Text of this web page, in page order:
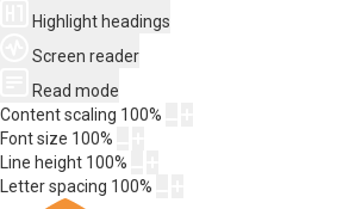
Highlight headings
Screen reader
Read mode
Content scaling 100%
Font size 100%
Line height 100%
Letter spacing 100%